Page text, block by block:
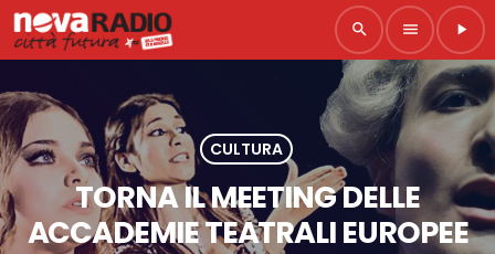
search menu play_arrow
CULTURA
TORNA IL MEETING DELLE
ACCADEMIE TEATRALI EUROPEE